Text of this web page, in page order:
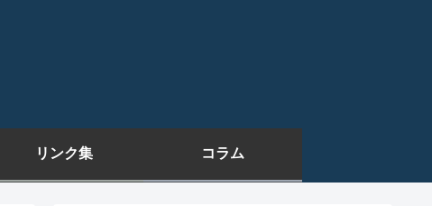
リンク集 コラム